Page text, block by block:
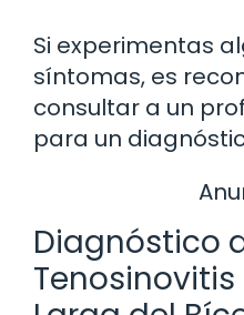
Si experimentas
síntomas, es
consultar a un
para un
Diagnóstico